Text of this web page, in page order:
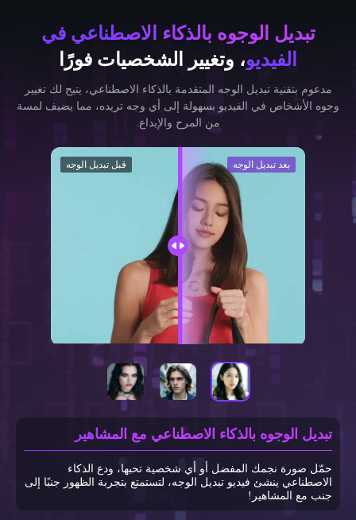
تبديل الوجوه بالذكاء الاصطناعي في
الفيديو، وتغيير الشخصيات فورًا
مدعوم بتقنية تبديل الوجه المتقدمة بالذكاء الاصطناعي، يتيح لك تغيير
وجوه الأشخاص في الفيديو بسهولة إلى أي وجه تريده، مما يضيف لمسة
من المرح والإبداع.
تبديل الوجوه بالذكاء الاصطناعي مع المشاهير
حمّل صورة نجمك المفضل أو أي شخصية تحبها، ودع الذكاء
الاصطناعي ينشئ فيديو تبديل الوجه، لتستمتع بتجربة الظهور جنبًا إلى
جنب مع المشاهير!
قبل تبديل الوجه بعد تبديل الوجه